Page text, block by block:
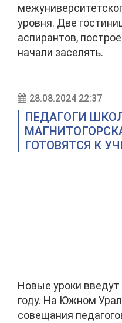
уровня. Две
аспирантов,
начали заселять.
28.08.2024 22:37
ПЕДАГОГИ
ГОТОВЯТСЯ К
Новые уроки
году. На Южном
совещания